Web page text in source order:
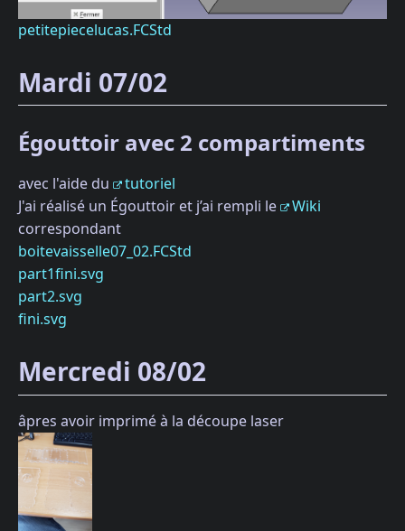
petitepiecelucas.FCStd
Mardi 07/02
Égouttoir avec 2 compartiments
avec l'aide du
tutoriel
J'ai réalisé un Égouttoir et j’ai rempli le
Wiki
correspondant
boitevaisselle07_02.FCStd
part1fini.svg
part2.svg
fini.svg
Mercredi 08/02
âpres avoir imprimé à la découpe laser